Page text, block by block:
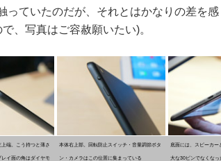
っていたのだが、それとはかなりの差を
、写真はご容赦願いたい)。
端。こう持つと薄さ
イ面の角はダイヤモ
本体右上部。回転防止スイッチ・音量調節ボタ
ン・カメラはこの位置に集まっている
底面には、スピーカ
大な30ピンでなくな